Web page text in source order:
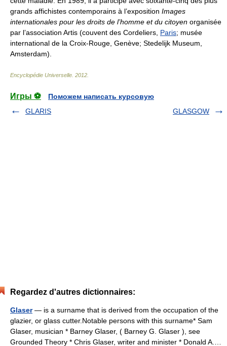
grands affichistes contemporains à l’exposition Images
internationales pour les droits de l’homme et du citoyen organisée
par l’association Artis (couvent des Cordeliers, Paris; musée
international de la Croix-Rouge, Genève; Stedelijk Museum,
Amsterdam).
Encyclopédie Universelle 2012
Игры ⚽
Поможем написать курсовую
GLARIS
GLASGOW
Regardez d'autres dictionnaires:
Glaser— is a surname that is derived from the occupation of the
glazier, or glass cutter.Notable persons with this surname* Sam
Glaser, musician * Barney Glaser, ( Barney G. Glaser ), see
Grounded Theory * Chris Glaser, writer and minister * Donald A.…